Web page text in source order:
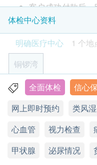
糖尿 重点项目
空腹血糖
糖化血色素
2 基本项目
体质指标
身高
脉搏率
检查乳房是否有异象，
27% off
HK$1,600.0 HK$2,200
幽门螺旋菌吹气测试
可探测胃癌风险，幽门
气、胃炎、胃酸倒流
7% off
1,380.0
可检查子宫颈癌前期
客户成功付款后
电客户预约时或
1951 / 2155 2228)
客户须于预约当天
认身份。
验身过程由医生及
本体格检查计划有
内(由确认付款日期
体格检查后，一般
天，工作天不包括
付款一经确认，
款。
体检中心资料
明确医疗中心
1 个地
铜锣湾
香港铜锣湾轩尼诗道
显示地图
星期一至五：9:00a.m. -
星期日及公众假期：休
全面体检 信心
网上即时预约
类风
心血管
视力检查
甲状腺
泌尿情况